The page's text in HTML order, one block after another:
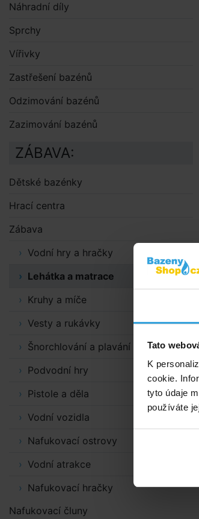
Tato
K
cookie.
tyto údaje
používáte
Náhradní díly
Sprchy
Vířivky
Zastřešení bazénů
Odzimování bazénů
Zazimování bazénů
ZÁBAVA:
Dětské bazénky
Hrací centra
Zábava
Vodní hry a hračky
Lehátka a matrace
Kruhy a míče
Vesty a rukávky
Šnorchlování a plavání
Podvodní hry
Pistole a děla
Vodní vozidla
Nafukovací ostrovy
Vodní atrakce
Nafukovací hračky
Nafukovací čluny